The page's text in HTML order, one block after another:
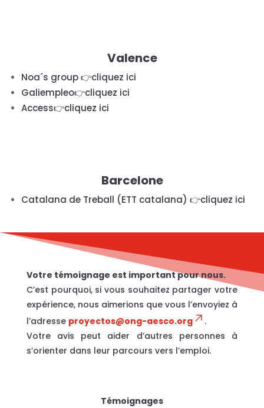
Valence
Noa´s group 👉cliquez ici
Galiempleo👉cliquez ici
Access👉cliquez ici
Barcelone
Catalana de Treball (ETT catalana) 👉cliquez ici
Votre témoignage est important pour nous.
C’est pourquoi, si vous souhaitez partager votre
expérience, nous aimerions que vous l’envoyiez à
l’adresse proyectos@ong-aesco.org
.
Votre avis peut aider d’autres personnes à
s’orienter dans leur parcours vers l’emploi.
Témoignages